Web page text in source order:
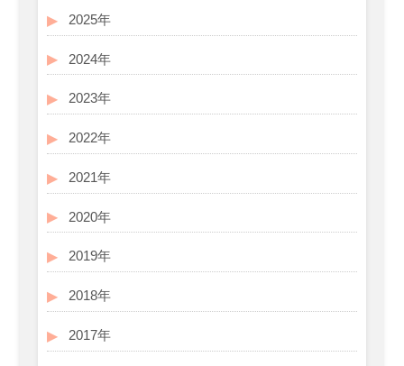
2025年
2024年
2023年
2022年
2021年
2020年
2019年
2018年
2017年